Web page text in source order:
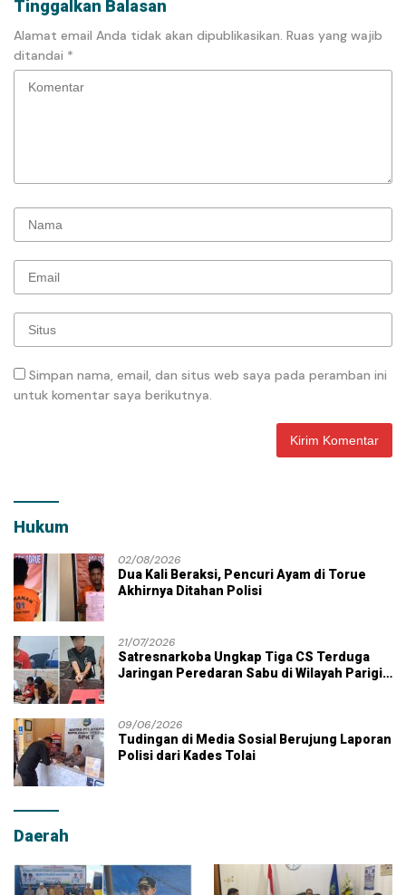
Tinggalkan Balasan
Alamat email Anda tidak akan dipublikasikan. Ruas yang wajib
ditandai *
Simpan nama, email, dan situs web saya pada peramban ini
untuk komentar saya berikutnya.
Hukum
02/08/2026
Dua Kali Beraksi, Pencuri Ayam di Torue
Akhirnya Ditahan Polisi
21/07/2026
Satresnarkoba Ungkap Tiga CS Terduga
Jaringan Peredaran Sabu di Wilayah Parigi
09/06/2026
Tudingan di Media Sosial Berujung Laporan
Polisi dari Kades Tolai
Daerah